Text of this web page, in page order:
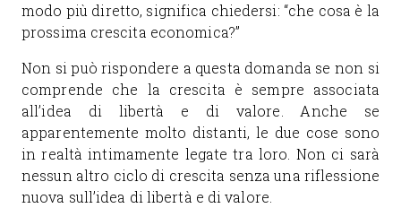
modo più diretto, significa chiedersi: “che cosa è la
prossima crescita economica?”
Non si può rispondere a questa domanda se non si
comprende che la crescita è sempre associata
all’idea di libertà e di valore. Anche se
apparentemente molto distanti, le due cose sono
in realtà intimamente legate tra loro. Non ci sarà
nessun altro ciclo di crescita senza una riflessione
nuova sull’idea di libertà e di valore.